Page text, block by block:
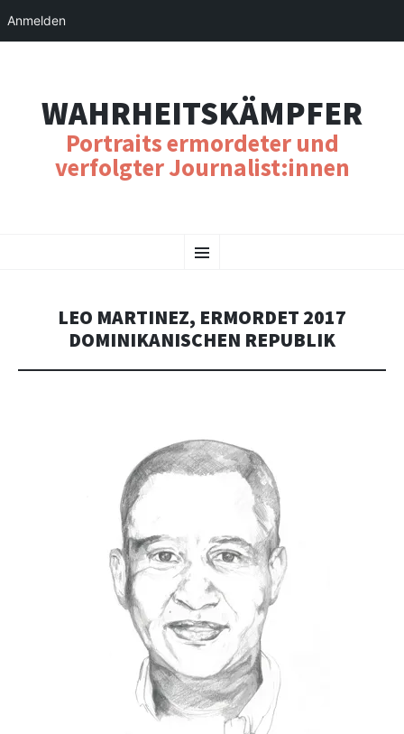
WAHRHEITSKÄMPFER
Portraits ermordeter und
verfolgter Journalist:innen
Menu
TO
LEO MARTINEZ, ERMORDET 2017
DOMINIKANISCHEN REPUBLIK
Anmelden